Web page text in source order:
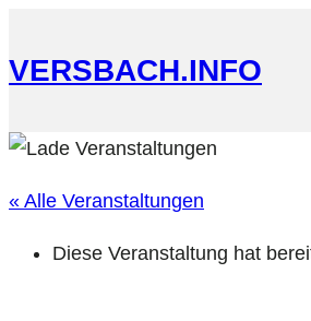
VERSBACH.INFO
« Alle Veranstaltungen
Diese Veranstaltung hat